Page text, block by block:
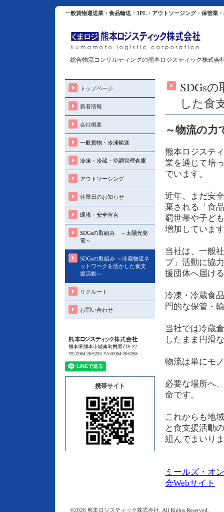
一般貨物運送業・食品輸送・3PL・アウトソージング・保管業
総合物流コンサルティングの熊本ロジスティック株式会
SDGs
した食
～物流の力
熊本ロジステ
業を通じて培
でいます。
近年、まだ安
棄される「食
窮世帯や子ど
増加していま
当社は、一般
ブ」活動に協
援団体へ届け
冷凍・冷蔵食
門的な保管・
当社では冷蔵
したまま円滑
物流は単にモ
必要な場所へ
命です。
これからも地
と食支援活動
組んでまいり
ミールズ・オ
会Webサイト
トップページ
新着情報
会社概要
一般貨物・冷凍輸送
冷凍・冷蔵・空調管理倉庫
アウトソーシング
休業日のお知らせ
環境・安全宣言
SDGsの取組み ～太陽光発
電～
SDGsの取組み ～冷蔵物流ネ
ットワークを活かした食支
援活動～
リクルート
お問い合わせ
携帯サイト
©2026 熊本ロジスティック株式会社 . All Rights Reserved.